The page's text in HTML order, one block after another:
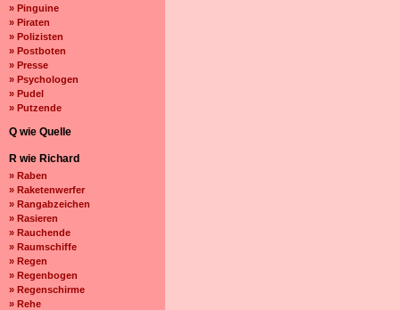
» Pinguine
» Piraten
» Polizisten
» Postboten
» Presse
» Psychologen
» Pudel
» Putzende
Q wie Quelle
R wie Richard
» Raben
» Raketenwerfer
» Rangabzeichen
» Rasieren
» Rauchende
» Raumschiffe
» Regen
» Regenbogen
» Regenschirme
» Rehe